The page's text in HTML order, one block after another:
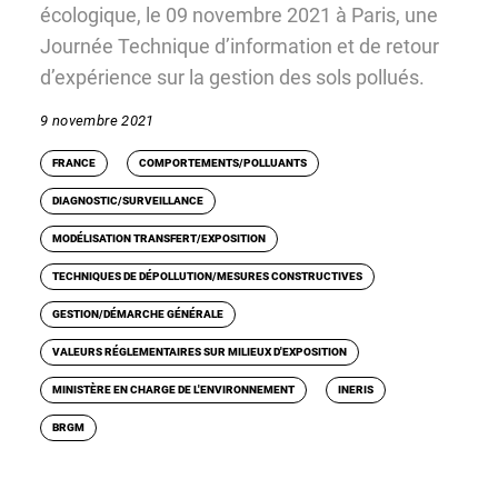
écologique, le 09 novembre 2021 à Paris, une
Journée Technique d’information et de retour
d’expérience sur la gestion des sols pollués.
9 novembre 2021
FRANCE COMPORTEMENTS/POLLUANTS
DIAGNOSTIC/SURVEILLANCE
MODÉLISATION TRANSFERT/EXPOSITION
TECHNIQUES DE DÉPOLLUTION/MESURES CONSTRUCTIVES
GESTION/DÉMARCHE GÉNÉRALE
VALEURS RÉGLEMENTAIRES SUR MILIEUX D'EXPOSITION
MINISTÈRE EN CHARGE DE L'ENVIRONNEMENT INERIS
BRGM